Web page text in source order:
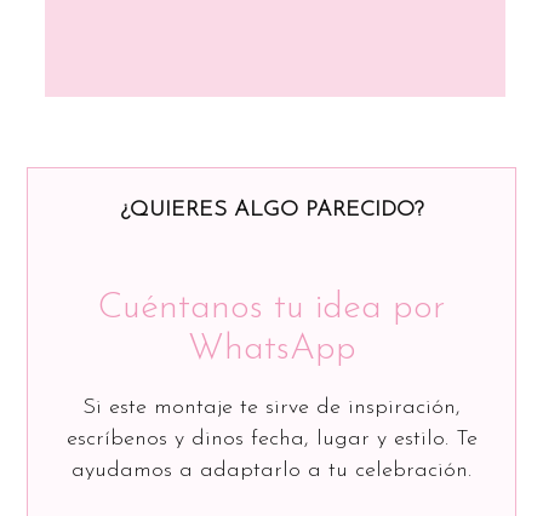
¿QUIERES ALGO PARECIDO?
Cuéntanos tu idea por
WhatsApp
Si este montaje te sirve de inspiración,
escríbenos y dinos fecha, lugar y estilo. Te
ayudamos a adaptarlo a tu celebración.